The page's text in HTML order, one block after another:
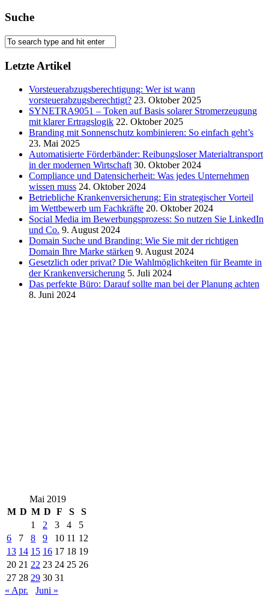
Suche
Letzte Artikel
Vorsteuerabzugsberechtigung: Wer ist wann
vorsteuerabzugsberechtigt? 23. Oktober 2025
SYNETRA9051 – Token auf Basis solarer Stromerzeugung
mit klarer Ertragslogik 22. Oktober 2025
Branding mit Sonnenschutz kombinieren: So einfach geht’s
23. Mai 2025
Automatisierte Förderbänder: Reibungsloser Materialtransport
in der modernen Wirtschaft 30. Oktober 2024
Compliance und Datensicherheit: Was jedes Unternehmen
wissen muss 24. Oktober 2024
Betriebliche Krankenversicherung: Ein strategischer Vorteil
im Wettbewerb um Fachkräfte 20. Oktober 2024
Social Media im Bewerbungsprozess: So nutzen Sie LinkedIn
und Co. 9. August 2024
Domain Suche und Branding: Wie Sie mit der richtigen
Domain Ihre Marke stärken 9. August 2024
Gesetzlich oder privat? Die Wahlmöglichkeiten für Beamte in
der Krankenversicherung 5. Juli 2024
Das perfekte Büro: Darauf sollte man bei der Planung achten
8. Juni 2024
Mai 2019
M D M D F S
S
1
2 3 4
5
6
7 8 9 10 11 12
13 14 15 16 17 18 19
20 21 22 23 24 25 26
27 28 29 30 31
« Apr.
Juni »